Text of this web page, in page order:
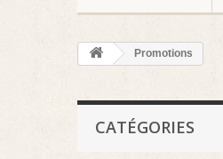
Promotions
CATÉGORIES